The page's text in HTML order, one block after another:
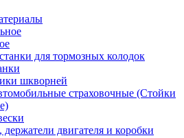
для тормозных колодок
шкворней
страховочные (Стойки
держатели двигателя и коробки